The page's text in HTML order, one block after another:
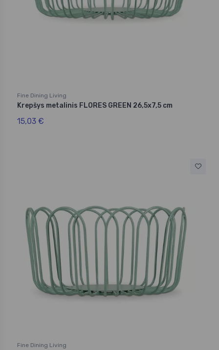
Fine Dining Living
Krepšys metalinis FLORES GREEN 26,5x7,5 cm
15,03 €
Fine Dining Living